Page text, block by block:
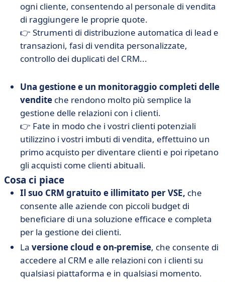
ogni cliente, consentendo al personale di vendita
di raggiungere le proprie quote.
👉 Strumenti di distribuzione automatica di lead e
transazioni, fasi di vendita personalizzate,
controllo dei duplicati del CRM...
Una gestione e un monitoraggio completi delle
vendite che rendono molto più semplice la
gestione delle relazioni con i clienti.
👉 Fate in modo che i vostri clienti potenziali
utilizzino i vostri imbuti di vendita, effettuino un
primo acquisto per diventare clienti e poi ripetano
gli acquisti come clienti abituali.
Cosa ci piace
Il suo CRM gratuito e illimitato per VSE, che
consente alle aziende con piccoli budget di
beneficiare di una soluzione efficace e completa
per la gestione dei clienti.
La versione cloud e on-premise, che consente di
accedere al CRM e alle relazioni con i clienti su
qualsiasi piattaforma e in qualsiasi momento.